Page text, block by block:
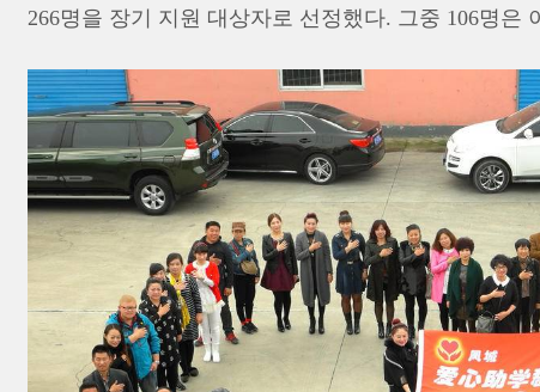
266명을 장기 지원 대상자로 선정했다. 그중 106명은